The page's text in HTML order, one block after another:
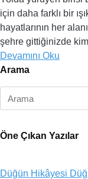
için daha farklı bir
hayatlarının her
şehre gittiğinizde
Devamını Oku
Arama
Öne Çıkan Yazılar
Düğün Hikâyesi